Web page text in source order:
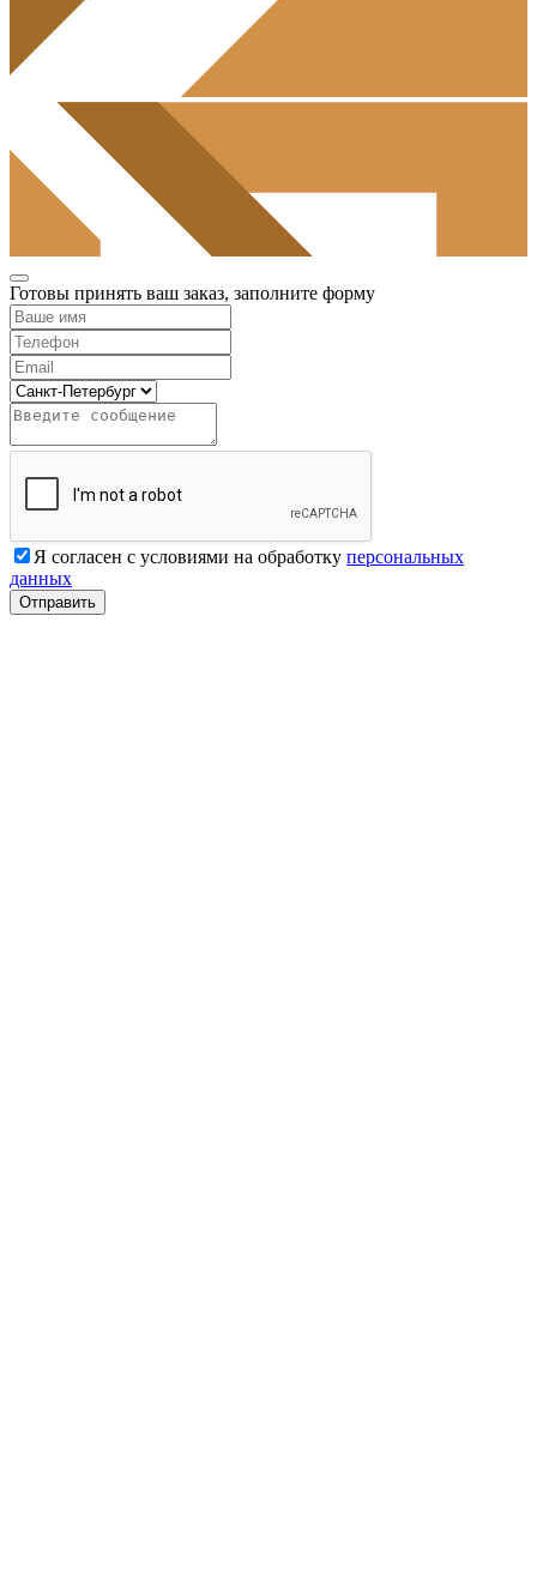
Готовы принять ваш заказ, заполните форму
Я согласен с условиями на обработку персональных
данных
Отправить